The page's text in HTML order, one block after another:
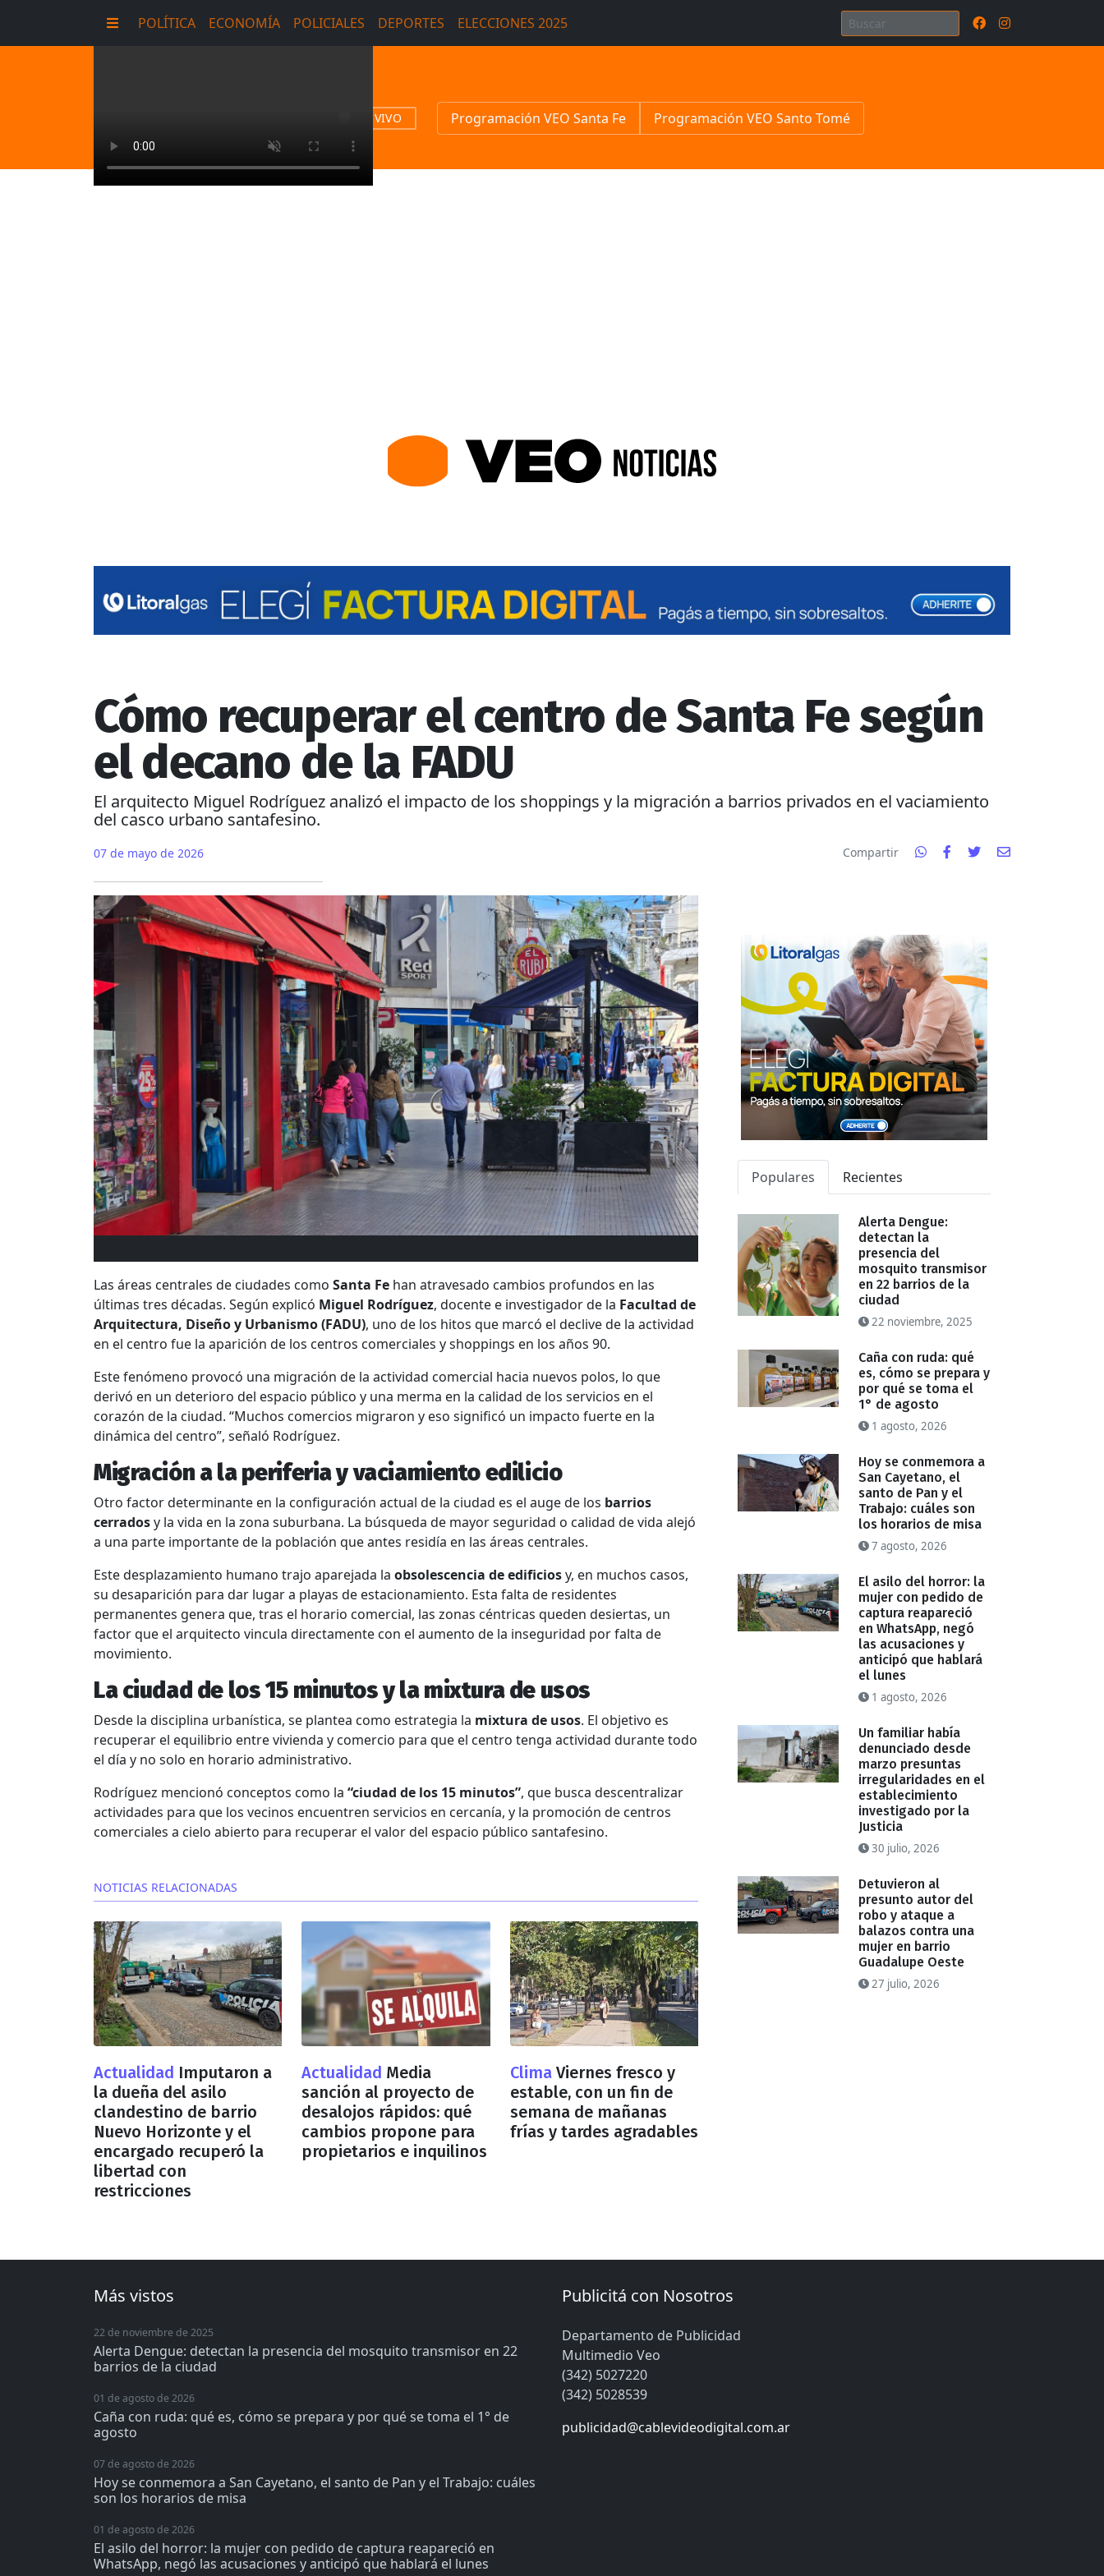
POLÍTICA ECONOMÍA POLICIALES DEPORTES ELECCIONES 2025
EN VIVO Programación VEO Santa Fe Programación VEO Santo Tomé
Cómo recuperar el centro de Santa Fe según
el decano de la FADU
El arquitecto Miguel Rodríguez analizó el impacto de los shoppings y la migración a barrios privados en el vaciamiento
del casco urbano santafesino.
07 de mayo de 2026 Compartir
Las áreas centrales de ciudades como Santa Fe han atravesado cambios profundos en las
últimas tres décadas. Según explicó Miguel Rodríguez, docente e investigador de la Facultad de
Arquitectura, Diseño y Urbanismo (FADU), uno de los hitos que marcó el declive de la actividad
en el centro fue la aparición de los centros comerciales y shoppings en los años 90.
Este fenómeno provocó una migración de la actividad comercial hacia nuevos polos, lo que
derivó en un deterioro del espacio público y una merma en la calidad de los servicios en el
corazón de la ciudad. “Muchos comercios migraron y eso significó un impacto fuerte en la
dinámica del centro”, señaló Rodríguez.
Migración a la periferia y vaciamiento edilicio
Otro factor determinante en la configuración actual de la ciudad es el auge de los barrios
cerradosy la vida en la zona suburbana. La búsqueda de mayor seguridad o calidad de vida alejó
a una parte importante de la población que antes residía en las áreas centrales.
Este desplazamiento humano trajo aparejada la obsolescencia de edificiosy, en muchos casos,
su desaparición para dar lugar a playas de estacionamiento. Esta falta de residentes
permanentes genera que, tras el horario comercial, las zonas céntricas queden desiertas, un
factor que el arquitecto vincula directamente con el aumento de la inseguridad por falta de
movimiento.
La ciudad de los 15 minutos y la mixtura de usos
Desde la disciplina urbanística, se plantea como estrategia la mixtura de usos. El objetivo es
recuperar el equilibrio entre vivienda y comercio para que el centro tenga actividad durante todo
el día y no solo en horario administrativo.
Rodríguez mencionó conceptos como la “ciudad de los 15 minutos”, que busca descentralizar
actividades para que los vecinos encuentren servicios en cercanía, y la promoción de centros
comerciales a cielo abierto para recuperar el valor del espacio público santafesino.
NOTICIAS RELACIONADAS
Actualidad Imputaron a
la dueña del asilo
clandestino de barrio
Nuevo Horizonte y el
encargado recuperó la
libertad con
restricciones
Actualidad Media
sanción al proyecto de
desalojos rápidos: qué
cambios propone para
propietarios e inquilinos
Clima Viernes fresco y
estable, con un fin de
semana de mañanas
frías y tardes agradables
Populares Recientes
Alerta Dengue:
detectan la
presencia del
mosquito transmisor
en 22 barrios de la
ciudad
22 noviembre, 2025
Caña con ruda: qué
es, cómo se prepara y
por qué se toma el
1° de agosto
1 agosto, 2026
Hoy se conmemora a
San Cayetano, el
santo de Pan y el
Trabajo: cuáles son
los horarios de misa
7 agosto, 2026
El asilo del horror: la
mujer con pedido de
captura reapareció
en WhatsApp, negó
las acusaciones y
anticipó que hablará
el lunes
1 agosto, 2026
Un familiar había
denunciado desde
marzo presuntas
irregularidades en el
establecimiento
investigado por la
Justicia
30 julio, 2026
Detuvieron al
presunto autor del
robo y ataque a
balazos contra una
mujer en barrio
Guadalupe Oeste
27 julio, 2026
Más vistos
22 de noviembre de 2025
Alerta Dengue: detectan la presencia del mosquito transmisor en 22
barrios de la ciudad
01 de agosto de 2026
Caña con ruda: qué es, cómo se prepara y por qué se toma el 1° de
agosto
07 de agosto de 2026
Hoy se conmemora a San Cayetano, el santo de Pan y el Trabajo: cuáles
son los horarios de misa
01 de agosto de 2026
El asilo del horror: la mujer con pedido de captura reapareció en
WhatsApp, negó las acusaciones y anticipó que hablará el lunes
Publicitá con Nosotros
Departamento de Publicidad
Multimedio Veo
(342) 5027220
(342) 5028539
publicidad@cablevideodigital.com.ar